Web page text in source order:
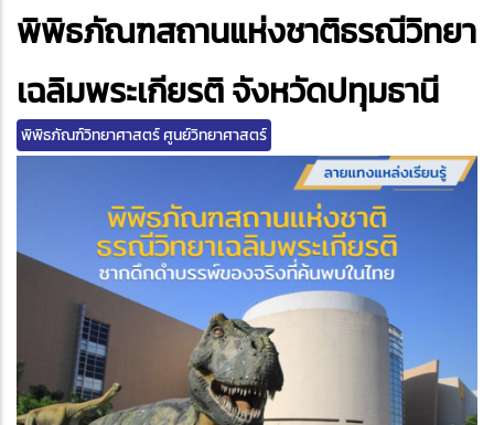
พิพิธภัณฑสถานแห่งชาติธรณีวิทยา
เฉลิมพระเกียรติ จังหวัดปทุมธานี
พิพิธภัณฑ์วิทยาศาสตร์ ศูนย์วิทยาศาสตร์